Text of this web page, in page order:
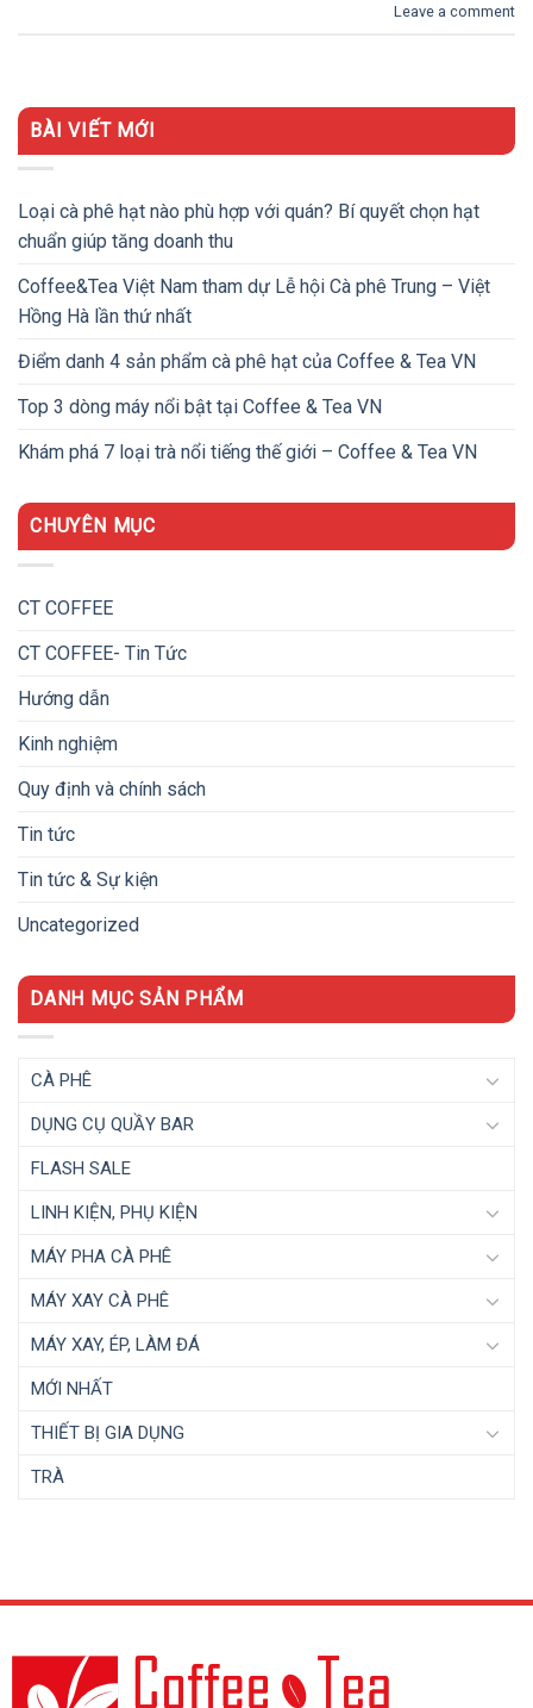
Leave a comment
BÀI VIẾT MỚI
Loại cà phê hạt nào phù hợp với quán? Bí quyết chọn hạt
chuẩn giúp tăng doanh thu
Coffee&Tea Việt Nam tham dự Lễ hội Cà phê Trung – Việt
Hồng Hà lần thứ nhất
Điểm danh 4 sản phẩm cà phê hạt của Coffee & Tea VN
Top 3 dòng máy nổi bật tại Coffee & Tea VN
Khám phá 7 loại trà nổi tiếng thế giới – Coffee & Tea VN
CHUYÊN MỤC
CT COFFEE
CT COFFEE- Tin Tức
Hướng dẫn
Kinh nghiệm
Quy định và chính sách
Tin tức
Tin tức & Sự kiện
Uncategorized
DANH MỤC SẢN PHẨM
CÀ PHÊ
DỤNG CỤ QUẦY BAR
FLASH SALE
LINH KIỆN, PHỤ KIỆN
MÁY PHA CÀ PHÊ
MÁY XAY CÀ PHÊ
MÁY XAY, ÉP, LÀM ĐÁ
MỚI NHẤT
THIẾT BỊ GIA DỤNG
TRÀ